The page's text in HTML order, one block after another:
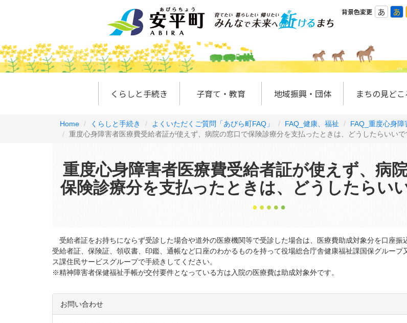
背景色変更 あ あ
くらしと手続き 子育て・教育 地域振興・団体 まちの見どこ
Home くらしと手続き よくいただくご質問「あびら町FAQ」 FAQ_健康、福祉
FAQ_重度心身障
重度心身障害者医療費受給者証が使えず、病院の窓口で保険診療分を支払ったときは、どうしたらいいで
重度心身障害者医療費受給者証が使えず、病
保険診療分を支払ったときは、どうしたらい
受給者証をお持ちにならず受診した場合や道外の医療機関等で受診した場合は、医療費助成対象分を口座振
受給者証、保険証、領収書、印鑑、通帳など口座のわかるものを持って役場総合庁舎健康福祉課国保グループ
ス課住民サービスグループで手続きしてください。
※精神障害者保健福祉手帳が交付要件となっている方は入院の医療費は助成対象外です。
お問い合わせ